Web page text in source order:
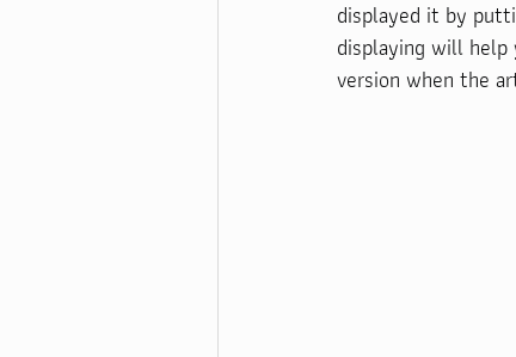
displayed it by
displaying will help
version when the